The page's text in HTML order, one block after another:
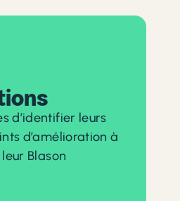
d’identifier leurs
d’amélioration à
Blason